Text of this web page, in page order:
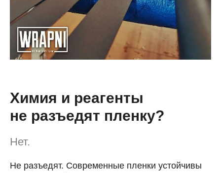
Химия и реагенты
не разъедят пленку?
Нет.
Не разъедят. Современные пленки устойчивы